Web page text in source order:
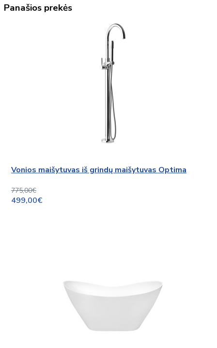
Panašios prekės
Vonios maišytuvas iš grindų maišytuvas Optima
775,00€
499,00€